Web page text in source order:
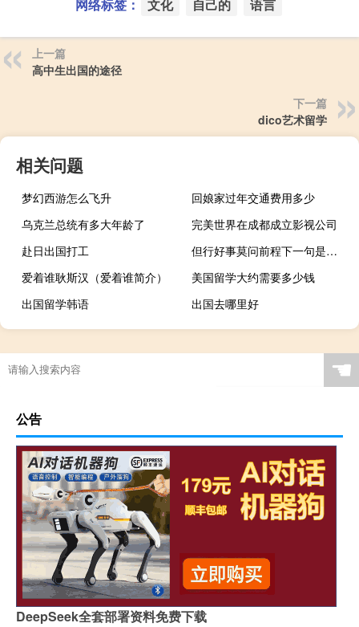
网络标签： 文化 自己的 语言
上一篇
高中生出国的途径
下一篇
dico艺术留学
相关问题
梦幻西游怎么飞升
回娘家过年交通费用多少
乌克兰总统有多大年龄了
完美世界在成都成立影视公司
赴日出国打工
但行好事莫问前程下一句是什么
爱着谁耿斯汉（爱着谁简介）
美国留学大约需要多少钱
出国留学韩语
出国去哪里好
☚
公告
DeepSeek全套部署资料免费下载